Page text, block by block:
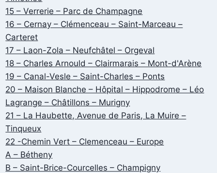
15 – Verrerie – Parc de Champagne
16 – Cernay – Clémenceau – Saint-Marceau –
Carteret
17 – Laon-Zola – Neufchâtel – Orgeval
18 – Charles Arnould – Clairmarais – Mont-d'Arène
19 – Canal-Vesle – Saint-Charles – Ponts
20 – Maison Blanche – Hôpital – Hippodrome – Léo
Lagrange – Châtillons – Murigny
21 – La Haubette, Avenue de Paris, La Muire –
Tinqueux
22 -Chemin Vert – Clemenceau – Europe
A – Bétheny
B – Saint-Brice-Courcelles – Champigny